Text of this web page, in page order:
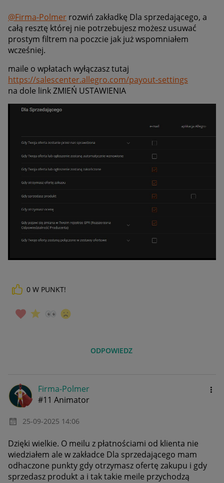
@Firma-Polmer rozwiń zakładkę Dla sprzedającego, a
całą resztę której nie potrzebujesz możesz usuwać
prostym filtrem na poczcie jak już wspomniałem
wcześniej.
maile o wpłatach wyłączasz tutaj
https://salescenter.allegro.com/payout-settings
na dole link ZMIEŃ USTAWIENIA
0 W PUNKT!
ODPOWIEDZ
Firma-Polmer
#11 Animator
‎25-09-2025 14:06
Dzięki wielkie. O meilu z płatnościami od klienta nie
wiedziałem ale w zakładce Dla sprzedającego mam
odhaczone punkty gdy otrzymasz ofertę zakupu i gdy
sprzedasz produkt a i tak takie meile przychodzą